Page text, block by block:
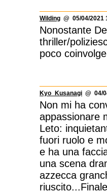
Wilding @ 05/04/2021
Nonostante
thriller/
poco
Kyo_Kusanagi @ 04/
Non mi ha
appassionare
Leto:
fuori ruolo e
e ha una
una scena
azzecca